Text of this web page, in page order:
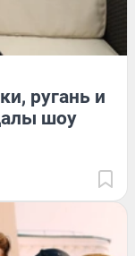
ругань и
шоу